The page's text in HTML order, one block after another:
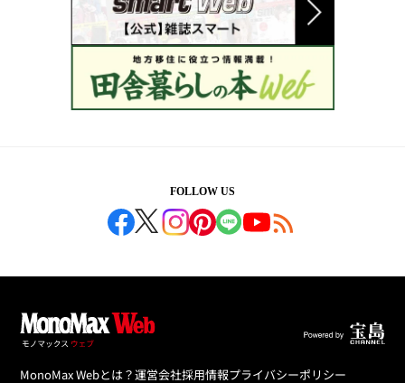
FOLLOW US
MonoMax Webとは？運営会社採用情報プライバシーポリシー